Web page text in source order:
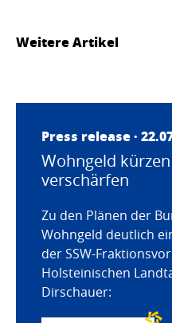
Weitere Artikel
Press release ·
Wohngeld
verschärfen
Zu den Plänen der
Wohngeld deutlich
der SSW-
Holsteinischen
Dirschauer: